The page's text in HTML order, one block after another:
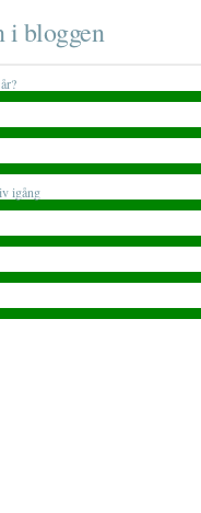
i bloggen
igång